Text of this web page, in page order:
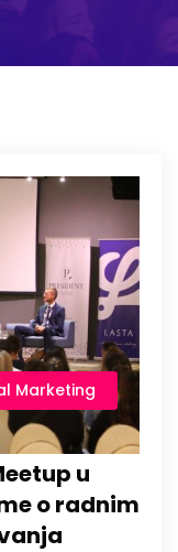
Marketing
u
o radnim